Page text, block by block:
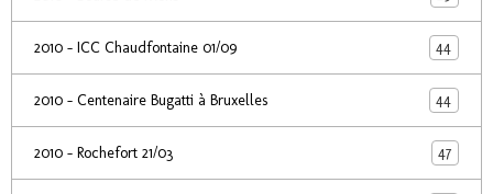
2010 - ICC Chaudfontaine 01/09 44
2010 - Centenaire Bugatti à Bruxelles 44
2010 - Rochefort 21/03 47